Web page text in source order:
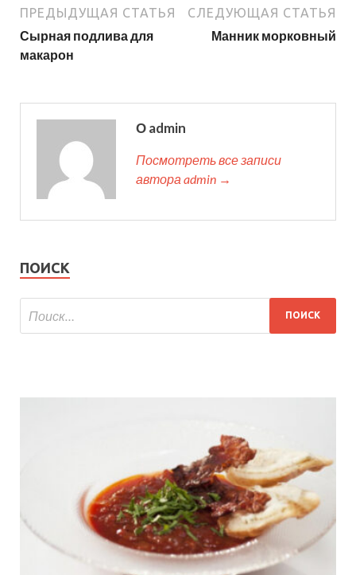
ПРЕДЫДУЩАЯ СТАТЬЯ
Сырная подлива для
макарон
СЛЕДУЮЩАЯ СТАТЬЯ
Манник морковный
О admin
Посмотреть все записи
автора admin →
ПОИСК